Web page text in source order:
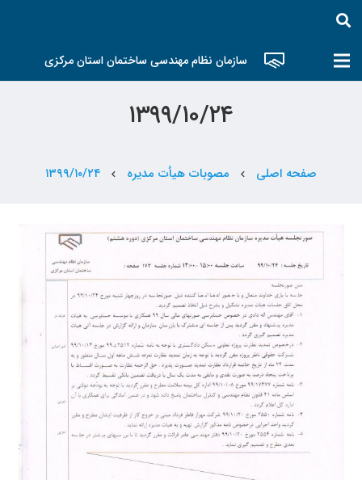
سازمان نظام مهندسی ساختمان استان مرکزی
۱۳۹۹/۱۰/۲۴
صفحه اصلی chevron_left مصوبات هیأت مدیره chevron_left ۱۳۹۹/۱۰/۲۴